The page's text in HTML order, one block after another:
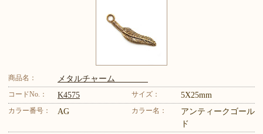
商品名： メタルチャーム
コードNo.： K4575 サイズ： 5X25mm
カラー番号： AG カラー名：
アンティークゴール
ド